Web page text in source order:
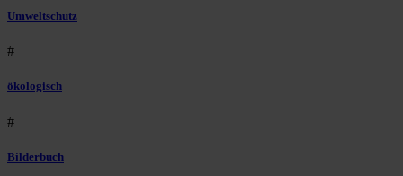
Umweltschutz
#
ökologisch
#
Bilderbuch